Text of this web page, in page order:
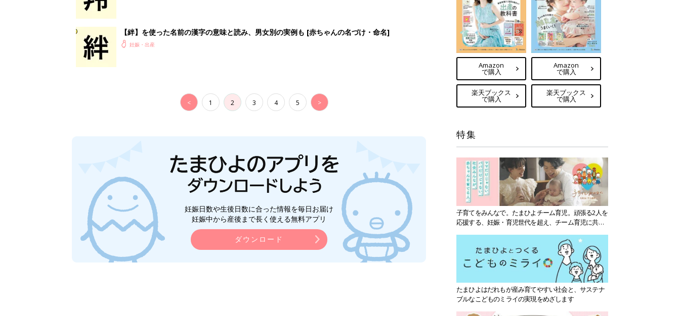
Amazon
で購入
楽天ブックス
で購入
Amazon
で購入
楽天ブックス
で購入
特集
子育てをみんなで。たまひよチーム育児。頑張る2人を
応援する、妊娠・育児世代を超え、チーム育児に共感
たまひよはだれもが産み育てやすい社会と、サステナ
ブルなこどものミライの実現をめざします